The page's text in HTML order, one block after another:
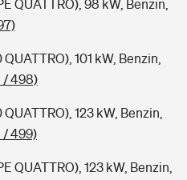
QUATTRO), 98 kW, Benzin,
101 kW, Benzin,
/ 498)
123 kW, Benzin,
/ 499)
QUATTRO), 123 kW, Benzin,